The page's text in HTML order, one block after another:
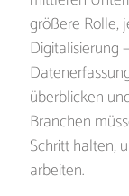
größere Rolle,
Digitalisierung
überblicken
Branchen
Schritt halten,
arbeiten.